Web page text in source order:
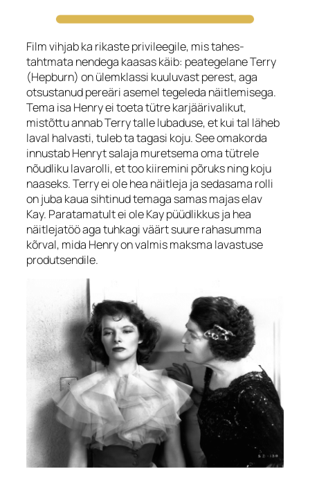
Film vihjab ka rikaste privileegile, mis tahes-
tahtmata nendega kaasas käib: peategelane Terry
(Hepburn) on ülemklassi kuuluvast perest, aga
otsustanud pereäri asemel tegeleda näitlemisega.
Tema isa Henry ei toeta tütre karjäärivalikut,
mistõttu annab Terry talle lubaduse, et kui tal läheb
laval halvasti, tuleb ta tagasi koju. See omakorda
innustab Henryt salaja muretsema oma tütrele
nõudliku lavarolli, et too kiiremini põruks ning koju
naaseks. Terry ei ole hea näitleja ja sedasama rolli
on juba kaua sihtinud temaga samas majas elav
Kay. Paratamatult ei ole Kay püüdlikkus ja hea
näitlejatöö aga tuhkagi väärt suure rahasumma
kõrval, mida Henry on valmis maksma lavastuse
produtsendile.